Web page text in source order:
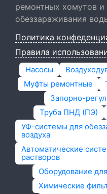
ремонтных хомутов
обеззараживания
Политика
Правила
Насосы
Муфты ремонтные
Запорно-
Труба ПНД (ПЭ)
УФ-системы для
воздуха
Автоматические
растворов
Оборудование
Химические